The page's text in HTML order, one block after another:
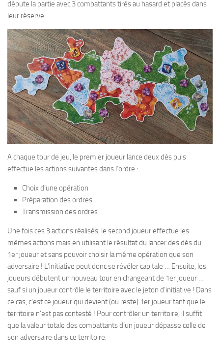
débute la partie avec 3 combattants tirés au hasard et placés dans
leur réserve.
A chaque tour de jeu, le premier joueur lance deux dés puis
effectue les actions suivantes dans l’ordre :
Choix d’une opération
Préparation des ordres
Transmission des ordres
Une fois ces 3 actions réalisés, le second joueur effectue les
mêmes actions mais en utilisant le résultat du lancer des dés du
1er joueur et sans pouvoir choisir la même opération que son
adversaire ! L’initiative peut donc se révéler capitale … Ensuite, les
joueurs débutent un nouveau tour en changeant de 1er joueur …
sauf si un joueur contrôle le territoire avec le jeton d’initiative ! Dans
ce cas, c’est ce joueur qui devient (ou reste) 1er joueur tant que le
territoire n’est pas contesté ! Pour contrôler un territoire, il suffit
que la valeur totale des combattants d’un joueur dépasse celle de
son adversaire dans ce territoire.